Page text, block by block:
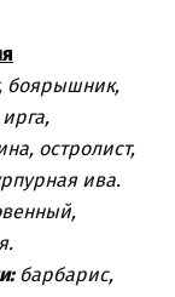
боярышник,
остролист,
ива.
барбарис,